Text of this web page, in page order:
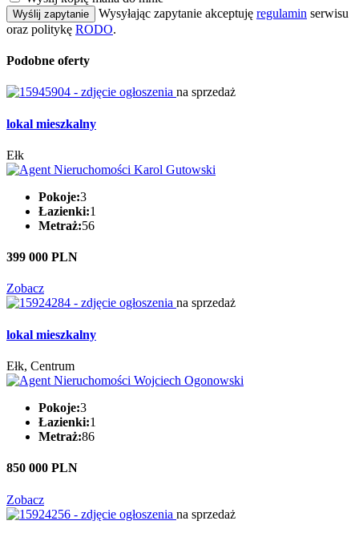
Wyślij zapytanie Wysyłając zapytanie akceptuję regulamin serwisu
oraz politykę RODO.
Podobne oferty
na sprzedaż
lokal mieszkalny
Ełk
Pokoje:3
Łazienki:1
Metraż:56
399 000 PLN
Zobacz
na sprzedaż
lokal mieszkalny
Ełk, Centrum
Pokoje:3
Łazienki:1
Metraż:86
850 000 PLN
Zobacz
na sprzedaż